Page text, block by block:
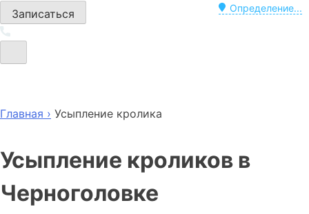
Определение...
Записаться
Главная › Усыпление кролика
Усыпление кроликов в
Черноголовке